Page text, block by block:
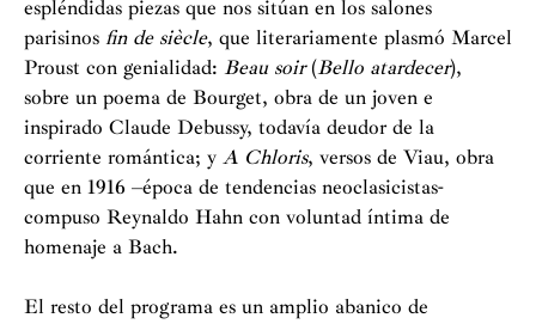
espléndidas piezas que nos sitúan en los salones
parisinos fin de siècle, que literariamente plasmó Marcel
Proust con genialidad: Beau soir(Bello atardecer),
sobre un poema de Bourget, obra de un joven e
inspirado Claude Debussy, todavía deudor de la
corriente romántica; y A Chloris, versos de Viau, obra
que en 1916 –época de tendencias neoclasicistas-
compuso Reynaldo Hahn con voluntad íntima de
homenaje a Bach.
El resto del programa es un amplio abanico de